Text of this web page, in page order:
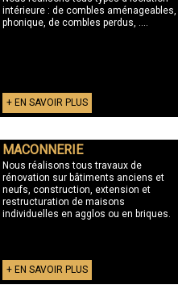
intérieure : de combles aménageables,
phonique, de combles perdus, ....
+ EN SAVOIR PLUS
MACONNERIE
Nous réalisons tous travaux de
rénovation sur bâtiments anciens et
neufs, construction, extension et
restructuration de maisons
individuelles en agglos ou en briques.
+ EN SAVOIR PLUS